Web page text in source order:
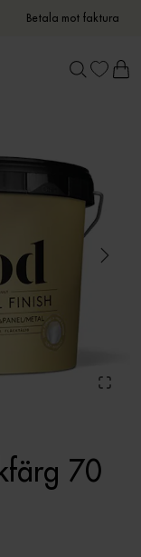
Betala mot faktura
70